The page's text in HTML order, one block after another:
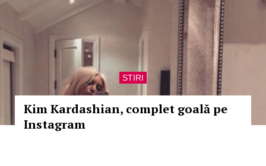
STIRI
Kim Kardashian, complet goală pe
Instagram